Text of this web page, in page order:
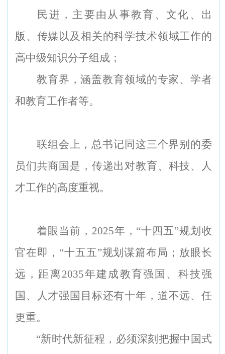
民进，主要由从事教育、文化、出
版、传媒以及相关的科学技术领域工作的
高中级知识分子组成；
教育界，涵盖教育领域的专家、学者
和教育工作者等。
联组会上，总书记同这三个界别的委
员们共商国是，传递出对教育、科技、人
才工作的高度重视。
着眼当前，2025年，“十四五”规划收
官在即，“十五五”规划谋篇布局；放眼长
远，距离2035年建成教育强国、科技强
国、人才强国目标还有十年，道不远、任
更重。
“新时代新征程，必须深刻把握中国式